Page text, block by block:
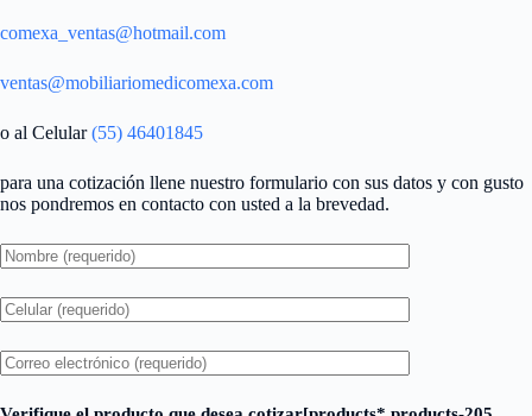
comexa_ventas@hotmail.com
ventas@mobiliariomedicomexa.com
o al Celular(55) 46401845
para una cotización llene nuestro formulario con sus datos y con gusto
nos pondremos en contacto con usted a la brevedad.